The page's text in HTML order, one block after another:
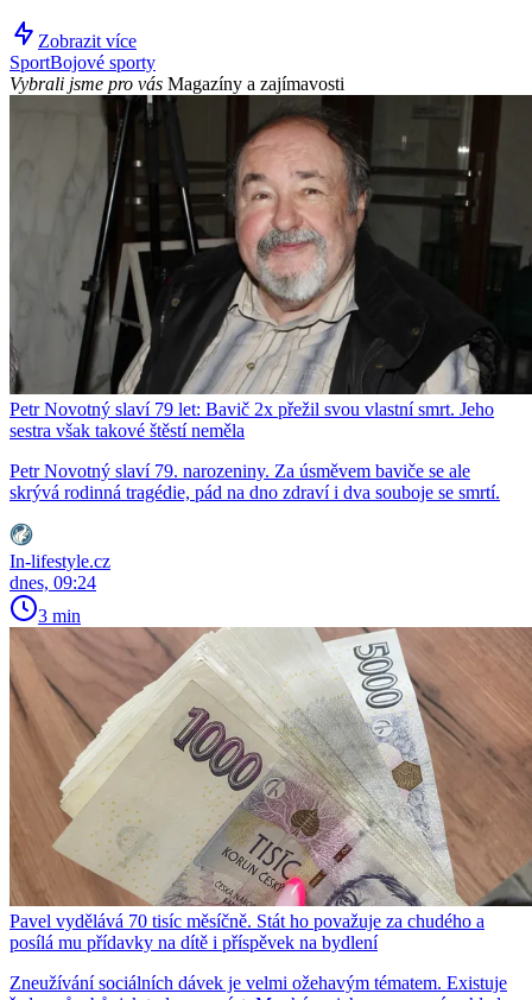
Zobrazit více
SportBojové sporty
Vybrali jsme pro vás Magazíny a zajímavosti
Petr Novotný slaví 79 let: Bavič 2x přežil svou vlastní smrt. Jeho
sestra však takové štěstí neměla
Petr Novotný slaví 79. narozeniny. Za úsměvem baviče se ale
skrývá rodinná tragédie, pád na dno zdraví i dva souboje se smrtí.
In-lifestyle.cz
dnes, 09:24
3 min
Pavel vydělává 70 tisíc měsíčně. Stát ho považuje za chudého a
posílá mu přídavky na dítě i příspěvek na bydlení
Zneužívání sociálních dávek je velmi ožehavým tématem. Existuje